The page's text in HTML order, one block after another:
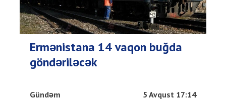
Ermənistana 14 vaqon buğda
göndəriləcək
Gündəm 5 Avqust 17:14